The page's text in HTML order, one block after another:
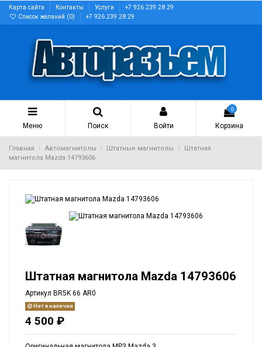
Карта сайта Контакты Услуги
+7 926 239 28 29
Список желаний (0) +7 926 239 28 29
Меню Поиск Войти
0
Корзина
Главная Автомагнитолы Штатные магнитолы
Штатная
магнитола Mazda 14793606
Штатная магнитола Mazda 14793606
Артикул BR5K 66 AR0
Нет в наличии
4 500 ₽